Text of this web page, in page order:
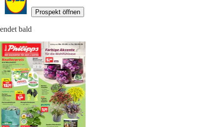
Prospekt öffnen
endet bald